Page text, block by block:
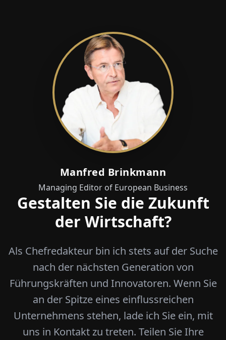
Manfred Brinkmann
Managing Editor of European Business
Gestalten Sie die Zukunft
der Wirtschaft?
Als Chefredakteur bin ich stets auf der Suche
nach der nächsten Generation von
Führungskräften und Innovatoren. Wenn Sie
an der Spitze eines einflussreichen
Unternehmens stehen, lade ich Sie ein, mit
uns in Kontakt zu treten. Teilen Sie Ihre